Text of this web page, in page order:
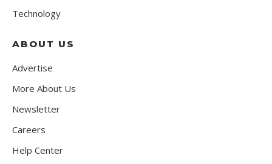
Technology
ABOUT US
Advertise
More About Us
Newsletter
Careers
Help Center